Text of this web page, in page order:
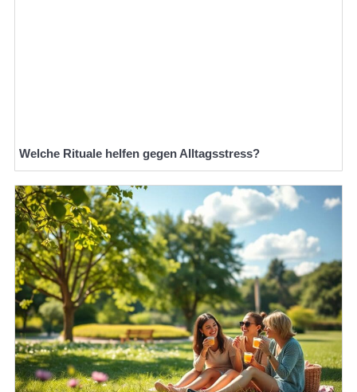
Welche Rituale helfen gegen Alltagsstress?